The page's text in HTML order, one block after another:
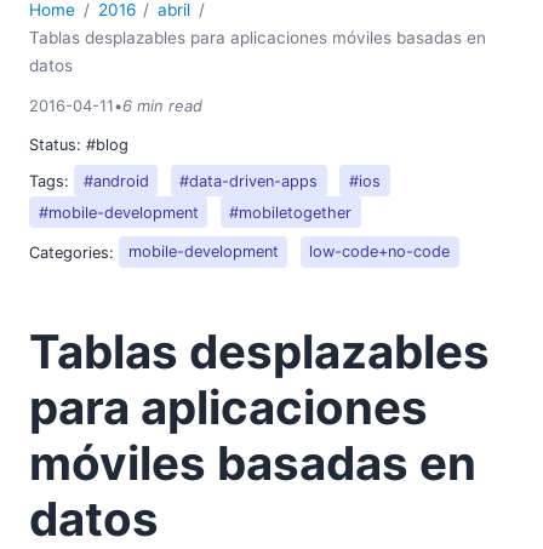
Home 2016
abril
Tablas desplazables para aplicaciones móviles basadas en
datos
2016-04-11•6 min read
Status: #blog
Tags:
#android #data-driven-apps
#ios
#mobile-development
#mobiletogether
Categories: mobile-development low-code+no-code
Tablas desplazables
para aplicaciones
móviles basadas en
datos